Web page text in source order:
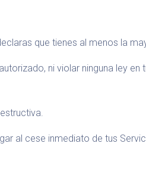
que tienes al menos la
ni violar ninguna ley
al cese inmediato de tus